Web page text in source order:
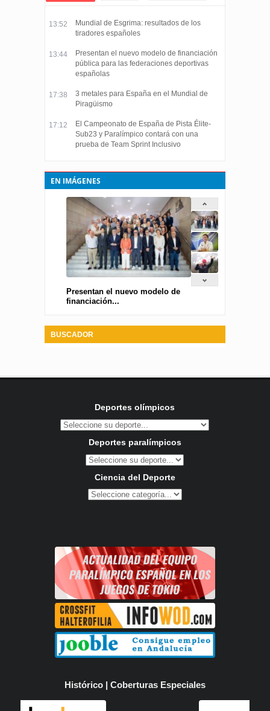
13:52
Mundial de Esgrima: resultados de los
tiradores españoles
13:44
Presentan el nuevo modelo de financiación
pública para las federaciones deportivas
españolas
17:38
3 metales para España en el Mundial de
Piragüismo
17:12
El Campeonato de España de Pista Élite-
Sub23 y Paralímpico contará con una
prueba de Team Sprint Inclusivo
EN IMÁGENES
Presentan el nuevo modelo de
financiación...
BUSCADOR
Deportes olímpicos
Deportes paralímpicos
Ciencia del Deporte
Histórico | Coberturas Especiales